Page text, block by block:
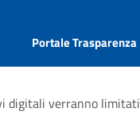
Portale Trasparenza
digitali verranno limitati